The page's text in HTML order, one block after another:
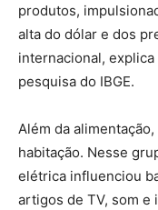
produtos,
alta do dólar e dos
internacional,
pesquisa do IBGE.
Além da alimentação,
habitação. Nesse
elétrica influenciou
artigos de TV, som e